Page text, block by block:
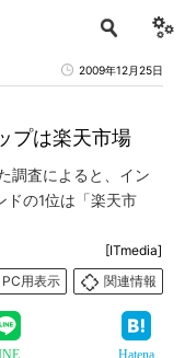
2009年12月25日
プは楽天市場
調査によると、イン
ドの1位は「楽天市
[ITmedia]
PC用表示
関連情報
Hatena